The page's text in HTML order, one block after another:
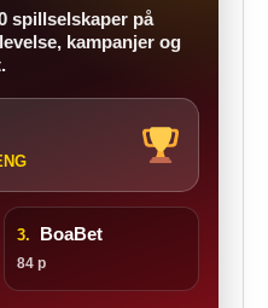
spillselskaper på
kampanjer og
3. BoaBet
84 p